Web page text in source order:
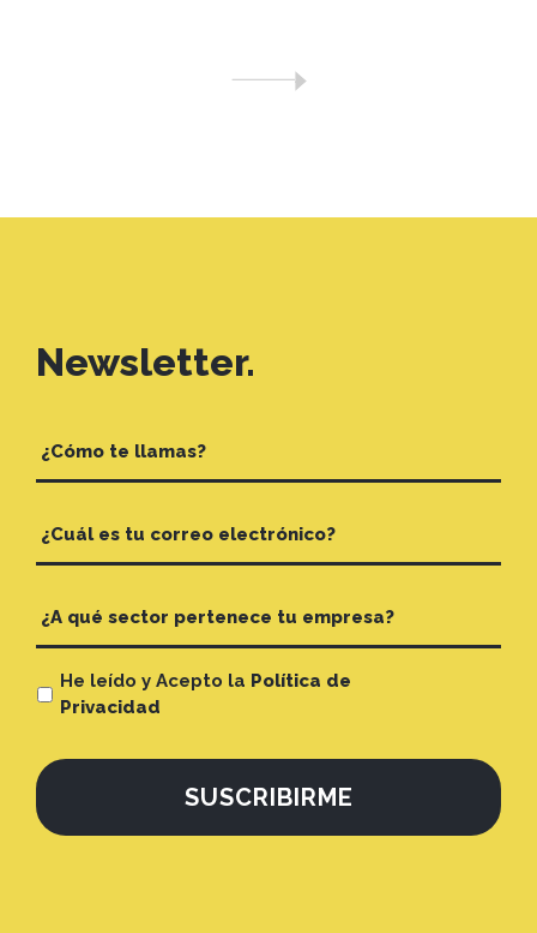
Newsletter.
He leído y Acepto la Política de
Privacidad